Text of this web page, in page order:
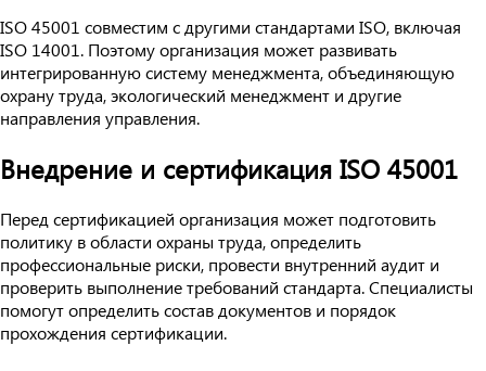
ISO 45001 совместим с другими стандартами ISO, включая
ISO 14001. Поэтому организация может развивать
интегрированную систему менеджмента, объединяющую
охрану труда, экологический менеджмент и другие
направления управления.
Внедрение и сертификация ISO 45001
Перед сертификацией организация может подготовить
политику в области охраны труда, определить
профессиональные риски, провести внутренний аудит и
проверить выполнение требований стандарта. Специалисты
помогут определить состав документов и порядок
прохождения сертификации.